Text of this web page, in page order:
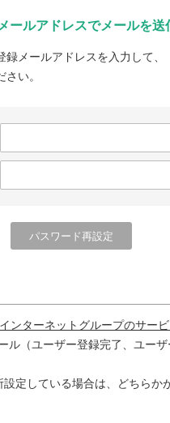
ールアドレスでメールを送
録メールアドレスを入力して、
い。
ンターネットグループのサービ
ル（ユーザー登録完了、ユー
定している場合は、どちらか